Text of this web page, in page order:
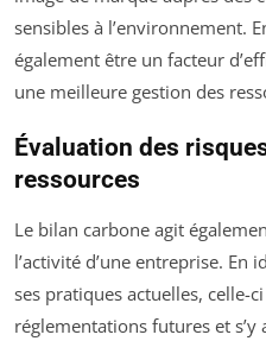
sensibles à l’environnement.
également être un facteur
une meilleure gestion des
Évaluation des
ressources
Le bilan carbone agit
l’activité d’une entreprise. En
ses pratiques actuelles, celle-
réglementations futures et